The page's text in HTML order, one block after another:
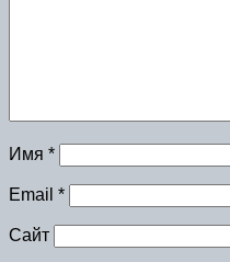
Имя *
Email *
Сайт